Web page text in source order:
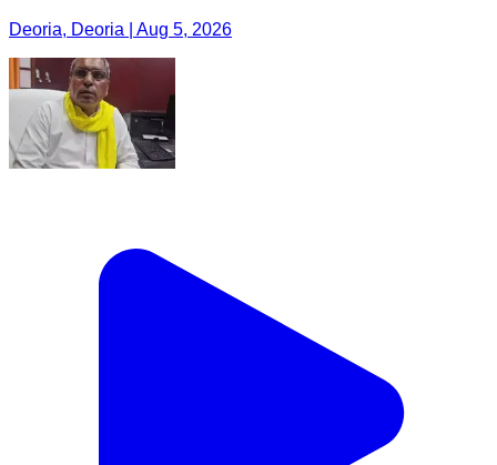
Deoria, Deoria | Aug 5, 2026